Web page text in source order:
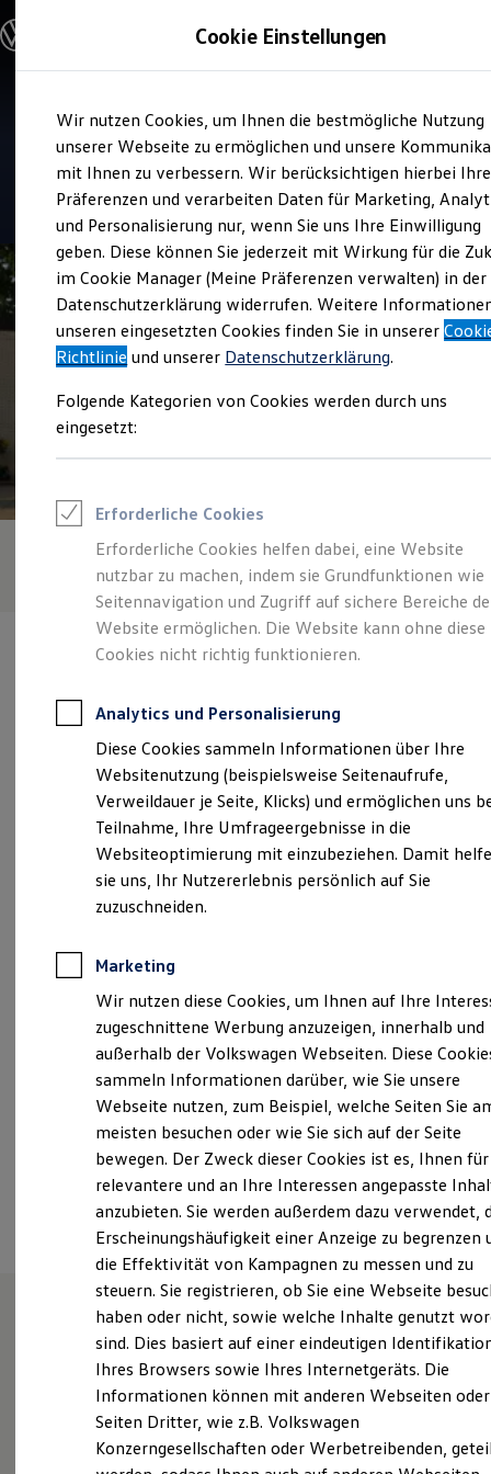
Hauptinhalt
springen
Footer
springen
Modelle und Konfigurator
Modelle vergleichen
Elektroautos
ENERGY Sondermodelle
Nutzfahrzeuge
SUV und CUV
Familienautos
Kombis
Kompaktwagen
Sportwagen
Schnell verfügbare Fahrzeuge
Angebote und Produkte
Aktuelle Angebote
E-Auto-Förderung
Volkswagen Marktplatz
Junge Gebrauchtwagen und Gebrauchtwagen
Volkswagen Zertifizierte Gebrauchtwagen
Zubehör- und Serviceangebote
Leasing
Leasing-Angebote
Gebrauchtwagen Leasing
Junge Gebrauchtwagen-Leasing
Elektroauto Leasing
Kleinwagen-Leasing
Leasing ohne Anzahlung
Finanzierung
Kfz-Versicherung
Restschuldversicherungen
Garantien
Wartungsverträge
Geschäftskunden
Professional Class bei Volkswagen
Großkunden
Behörden
Direktkunden
Sonderfahrzeuge
Anpfiff zum Gewinn
Elektroautos
ID. Tutorials
Elektrofahrzeugkonzepte
Reichweite
Reichweite der ID. Modelle
Reichweite im Winter
Laden
Laden unterwegs
Laden Zuhause
Ladestationen finden
Ladezeitensimulator
Batterie
Sicherheit
Garantie und Lebensdauer
Nachhaltigkeit
Technologie
Kosten und Kauf
Verbrauchskosten
Kaufoptionen
E-Auto-Förderung
Software und Konnektivität
ID. Software Versionen und Updates
Digitale Extras
Schnittstellen zu Ihrem ID.
Service
Arthur Brehmer
4.8| 5 Bewertungen
Verantwortlich für die Inhalte auf dieser Seite ist die Arthur
Brehmer KG (Impressum & Rechtliches )
Bremervörder Straße 7, 27446 Selsingen
verkauf@auto-brehmer.de
Montag
Sonntag
Geschlossen
Ansprechpartner
Arthur Brehmer KG - Ihr
Partner seit 1964
Seit 1964 ist unsere Autowerkstatt in Selsingen eine
Cookie Einstellungen
Wir nutzen Cookies, um Ihnen die bestmögliche Nutzung
unserer Webseite zu ermöglichen und unsere
mit Ihnen zu verbessern. Wir berücksichtigen hierbei Ihre
Präferenzen und verarbeiten Daten für Marketing,
und Personalisierung nur, wenn Sie uns Ihre Einwilligung
geben. Diese können Sie jederzeit mit Wirkung für die
im Cookie Manager (Meine Präferenzen verwalten) in der
Datenschutzerklärung widerrufen. Weitere
unseren eingesetzten Cookies finden Sie in unserer
Richtlinie und unserer Datenschutzerklärung.
Folgende Kategorien von Cookies werden durch uns
eingesetzt:
Erforderliche Cookies
Erforderliche Cookies helfen dabei, eine Website
nutzbar zu machen, indem sie Grundfunktionen wie
Seitennavigation und Zugriff auf sichere Bereiche
Website ermöglichen. Die Website kann ohne diese
Cookies nicht richtig funktionieren.
Analytics und Personalisierung
Diese Cookies sammeln Informationen über Ihre
Websitenutzung (beispielsweise Seitenaufrufe,
Verweildauer je Seite, Klicks) und ermöglichen uns
Teilnahme, Ihre Umfrageergebnisse in die
Websiteoptimierung mit einzubeziehen. Damit
sie uns, Ihr Nutzererlebnis persönlich auf Sie
zuzuschneiden.
Marketing
Wir nutzen diese Cookies, um Ihnen auf Ihre
zugeschnittene Werbung anzuzeigen, innerhalb und
außerhalb der Volkswagen Webseiten. Diese
sammeln Informationen darüber, wie Sie unsere
Webseite nutzen, zum Beispiel, welche Seiten Sie
meisten besuchen oder wie Sie sich auf der Seite
bewegen. Der Zweck dieser Cookies ist es, Ihnen für
relevantere und an Ihre Interessen angepasste
anzubieten. Sie werden außerdem dazu verwendet,
Erscheinungshäufigkeit einer Anzeige zu begrenzen
die Effektivität von Kampagnen zu messen und zu
steuern. Sie registrieren, ob Sie eine Webseite
haben oder nicht, sowie welche Inhalte genutzt
sind. Dies basiert auf einer eindeutigen
Ihres Browsers sowie Ihres Internetgeräts. Die
Informationen können mit anderen Webseiten oder
Seiten Dritter, wie z.B. Volkswagen
Konzerngesellschaften oder Werbetreibenden,